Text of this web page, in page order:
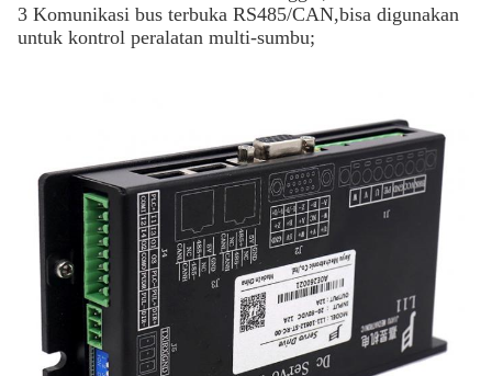
3 Komunikasi bus terbuka RS485/CAN,bisa digunakan
untuk kontrol peralatan multi-sumbu;